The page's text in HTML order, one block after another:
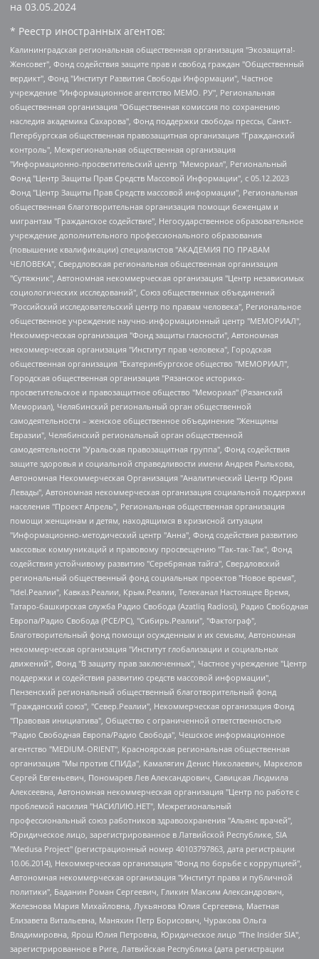
на 03.05.2024
* Реестр иностранных агентов:
Калининградская региональная общественная организация "Экозащита!-Женсовет", Фонд содействия защите прав и свобод граждан "Общественный вердикт", Фонд "Институт Развития Свободы Информации", Частное учреждение "Информационное агентство МЕМО. РУ", Региональная общественная организация "Общественная комиссия по сохранению наследия академика Сахарова", Фонд поддержки свободы прессы, Санкт-Петербургская общественная правозащитная организация "Гражданский контроль", Межрегиональная общественная организация "Информационно-просветительский центр "Мемориал", Региональный Фонд "Центр Защиты Прав Средств Массовой Информации", с 05.12.2023 Фонд "Центр Защиты Прав Средств массовой информации", Региональная общественная благотворительная организация помощи беженцам и мигрантам "Гражданское содействие", Негосударственное образовательное учреждение дополнительного профессионального образования (повышение квалификации) специалистов "АКАДЕМИЯ ПО ПРАВАМ ЧЕЛОВЕКА", Свердловская региональная общественная организация "Сутяжник", Автономная некоммерческая организация "Центр независимых социологических исследований", Союз общественных объединений "Российский исследовательский центр по правам человека", Региональное общественное учреждение научно-информационный центр "МЕМОРИАЛ", Некоммерческая организация "Фонд защиты гласности", Автономная некоммерческая организация "Институт прав человека", Городская общественная организация "Екатеринбургское общество "МЕМОРИАЛ", Городская общественная организация "Рязанское историко-просветительское и правозащитное общество "Мемориал" (Рязанский Мемориал), Челябинский региональный орган общественной самодеятельности – женское общественное объединение "Женщины Евразии", Челябинский региональный орган общественной самодеятельности "Уральская правозащитная группа", Фонд содействия защите здоровья и социальной справедливости имени Андрея Рылькова, Автономная Некоммерческая Организация "Аналитический Центр Юрия Левады", Автономная некоммерческая организация социальной поддержки населения "Проект Апрель", Региональная общественная организация помощи женщинам и детям, находящимся в кризисной ситуации "Информационно-методический центр "Анна", Фонд содействия развитию массовых коммуникаций и правовому просвещению "Так-так-Так", Фонд содействия устойчивому развитию "Серебряная тайга", Свердловский региональный общественный фонд социальных проектов "Новое время", "Idel.Реалии", Кавказ.Реалии, Крым.Реалии, Телеканал Настоящее Время, Татаро-башкирская служба Радио Свобода (Azatliq Radiosi), Радио Свободная Европа/Радио Свобода (PCE/PC), "Сибирь.Реалии", "Фактограф", Благотворительный фонд помощи осужденным и их семьям, Автономная некоммерческая организация "Институт глобализации и социальных движений", Фонд "В защиту прав заключенных", Частное учреждение "Центр поддержки и содействия развитию средств массовой информации", Пензенский региональный общественный благотворительный фонд "Гражданский союз", "Север.Реалии", Некоммерческая организация Фонд "Правовая инициатива", Общество с ограниченной ответственностью "Радио Свободная Европа/Радио Свобода", Чешское информационное агентство "MEDIUM-ORIENT", Красноярская региональная общественная организация "Мы против СПИДа", Камалягин Денис Николаевич, Маркелов Сергей Евгеньевич, Пономарев Лев Александрович, Савицкая Людмила Алексеевна, Автономная некоммерческая организация "Центр по работе с проблемой насилия "НАСИЛИЮ.НЕТ", Межрегиональный профессиональный союз работников здравоохранения "Альянс врачей", Юридическое лицо, зарегистрированное в Латвийской Республике, SIA "Medusa Project" (регистрационный номер 40103797863, дата регистрации 10.06.2014), Некоммерческая организация "Фонд по борьбе с коррупцией", Автономная некоммерческая организация "Институт права и публичной политики", Баданин Роман Сергеевич, Гликин Максим Александрович, Железнова Мария Михайловна, Лукьянова Юлия Сергеевна, Маетная Елизавета Витальевна, Маняхин Петр Борисович, Чуракова Ольга Владимировна, Ярош Юлия Петровна, Юридическое лицо "The Insider SIA", зарегистрированное в Риге, Латвийская Республика (дата регистрации 26.06.2015), являющееся администратором доменного имени интернет-издания "The Insider SIA", https://theins.ru, Постернак Алексей Евгеньевич, Рубин Михаил Аркадьевич, Анин Роман Александрович, Юридическое лицо Istories fonds, зарегистрированное в Латвийской Республике (регистрационный номер 50008295751, дата регистрации 24.02.2020), Великовский Дмитрий Александрович, Долинина Ирина Николаевна, Мароховская Алеся Алексеевна, Шлейнов Роман Юрьевич, Шмагун Олеся Валентиновна, Общество с ограниченной ответственностью "Альтаир 2021", Общество с ограниченной ответственностью "Вега 2021", Общество с ограниченной ответственностью "Главный редактор 2021", Общество с ограниченной ответственностью "Ромашки монолит", Важенков Артем Валерьевич, Ивановская областная общественная организация "Центр гендерных исследований", Гурман Юрий Альбертович, Медиапроект "ОВД-Инфо", Егоров Владимир Владимирович, Жилинский Владимир Александрович, Общество с ограниченной ответственностью "ЗП", Иванова София Юрьевна, Карезина Инна Павловна, Кильтау Екатерина Викторовна, Петров Алексей Викторович, Пискунов Сергей Евгеньевич, Смирнов Сергей Сергеевич, Тихонов Михаил Сергеевич, Общество с ограниченной ответственностью "ЖУРНАЛИСТ-ИНОСТРАННЫЙ АГЕНТ", Арапова Галина Юрьевна, Вольтская Татьяна Анатольевна, Американская компания "Mason G.E.S. Anonymous Foundation" (США), являющаяся владельцем интернет-издания https://mnews.world/, Компания "Stichting Bellingcat", зарегистрированная в Нидерландах (дата регистрации 11.07.2018), Захаров Андрей Вячеславович, Клепиковская Екатерина Дмитриевна, Общество с ограниченной ответственностью "МЕМО", Перл Роман Александрович, Симонов Евгений Алексеевич, Соловьева Елена Анатольевна, Сотников Даниил Владимирович, Сурначева Елизавета Дмитриевна, Автономная некоммерческая организация по защите прав человека и информированию населения "Якутия – Наше Мнение", Общество с ограниченной ответственностью "Москоу диджитал медиа", с 26.01.2023 Общество с ограниченной ответственностью "Чайка Белые сады", Ветошкина Валерия Валерьевна, Заговора Максим Александрович, Межрегиональное общественное движение "Российская ЛГБТ - сеть", Оленичев Максим Владимирович, Павлов Иван Юрьевич, Скворцова Елена Сергеевна, Общество с ограниченной ответственностью "Как бы инагент", Кочетков Игорь Викторович, Общество с ограниченной ответственностью "Честные выборы", Еланчик Олег Александрович, Общество с ограниченной ответственностью "Нобелевский призыв", Гималова Регина Эмилевна, Григорьев Андрей Валерьевич, Григорьева Алина Александровна, Ассоциация по содействию защите прав призывников, альтернативнослужащих и военнослужащих "Правозащитная группа "Гражданин.Армия.Право", Хисамова Регина Фаритовна, Автономная некоммерческая организация по реализации социально-правовых программ "Лилит", Дальневосточное общественное движение "Маяк", Санкт-Петербургская ЛГБТ-инициативная группа "Выход", Инициативная группа ЛГБТ+ "Реверс", Алексеев Андрей Викторович, Бекбулатова Таисия Львовна, Беляев Иван Михайлович, Владыкина Елена Сергеевна, Гельман Марат Александрович, Никульшина Вероника Юрьевна, Толоконникова Надежда Андреевна, Шендерович Виктор Анатольевич, Общество с ограниченной ответственностью "Данное сообщение", Общество с ограниченной ответственностью Издательский дом "Новая глава", Айнбиндер Александра Александровна, Московский комьюнити-центр для ЛГБТ+инициатив, Благотворительный фонд развития филантропии, Deutsche Welle (Германия, Kurt-Schumacher-Strasse 3, 53113 Bonn), Борзунова Мария Михайловна, Воробьев Виктор Викторович, Голубева Анна Львовна, Константинова Алла Михайловна, Малкова Ирина Владимировна, Мурадов Мурад Абдулгалимович, Осетинская Елизавета Николаевна, Понасенков Евгений Николаевич, Ганапольский Матвей Юрьевич, Киселев Евгений Алексеевич, Борухович Ирина Григорьевна, Дремин Иван Тимофеевич, Дубровский Дмитрий Викторович, Красноярская региональная общественная организация поддержки и развития альтернативных образовательных технологий и межкультурных коммуникаций "ИНТЕРРА", Маяковская Екатерина Алексеевна, Фейгин Марк Захарович, Филимонов Андрей Викторович, Дзугкоева Регина Николаевна, Доброхотов Роман Александрович, Дудь Юрий Александрович, Елкин Сергей Владимирович, Кругликов Кирилл Игоревич, Сабунаева Мария Леонидовна, Семенов Алексей Владимирович, Шаинян Карен Багратович, Шульман Екатерина Михайловна, Асафьев Артур Валерьевич, Вахштайн Виктор Семенович, Венедиктов Алексей Алексеевич, Лушникова Екатерина Евгеньевна, Волков Леонид Михайлович, Невзоров Александр Глебович, Пархоменко Сергей Борисович, Сироткин Ярослав Николаевич, Кара-Мурза Владимир Владимирович, Баранова Наталья Владимировна, Гозман Леонид Яковлевич, Кагарлицкий Борис Юльевич, Климарев Михаил Валерьевич, Милов Владимир Станиславович, Автономная некоммерческая организация Краснодарский центр современного искусства "Типография", Моргенштерн Алишер Тагирович, Соболь Любовь Эдуардовна, Общество с ограниченной ответственностью "ЛИЗА НОРМ", Каспаров Гарри Кимович, Ходорковский Михаил Борисович, Общество с ограниченной ответственностью "Апрельские тезисы", Данилович Ирина Брониславовна, Кашин Олег Владимирович, Петров Николай Владимирович, Пивоваров Алексей Владимирович, Соколов Михаил Владимирович, Цветкова Юлия Владимировна, Чичваркин Евгений Александрович, Комитет против пыток/Команда против пыток, Общество с ограниченной ответственностью "Первый научный", Общество с ограниченной ответственностью "Вертолет и ко", Белоцерковская Вероника Борисовна, Кац Максим Евгеньевич, Лазарева Татьяна Юрьевна, Шаведдинов Руслан Табризович, Яшин Илья Валерьевич, Общество с ограниченной ответственностью "Иноагент ААВ", Алешковский Дмитрий Петрович, Альбац Евгения Марковна, Быков Дмитрий Львович, Галямина Юлия Евгеньевна, Лойко Сергей Леонидович, Мартынов Кирилл Константинович, Медведев Сергей Александрович, Крашенинников Федор Геннадиевич, Гордеева Катерина Вл